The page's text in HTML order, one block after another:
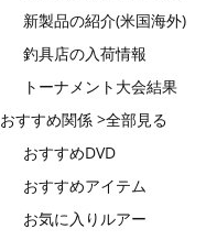
新製品の紹介(米国海外)
釣具店の入荷情報
トーナメント大会結果
おすすめ関係 >全部見る
おすすめDVD
おすすめアイテム
お気に入りルアー